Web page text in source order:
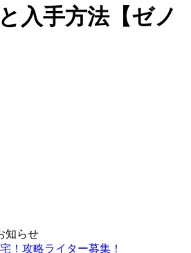
入手方法【ゼノ
知らせ
！攻略ライター募集！